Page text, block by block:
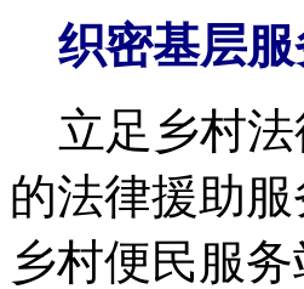
织密基层
立足乡村法
的法律援助
乡村便民服